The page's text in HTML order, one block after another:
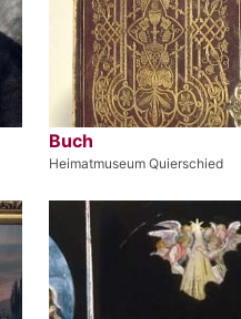
Buch
Heimatmuseum Quierschied